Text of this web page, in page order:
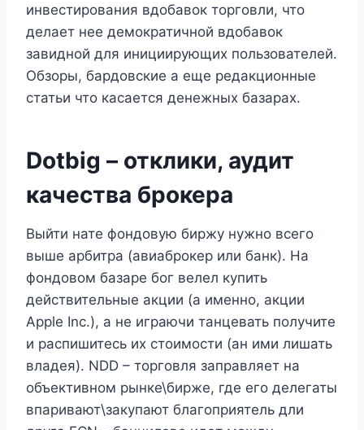
инвестирования вдобавок торговли, что
делает нее демократичной вдобавок
завидной для инициирующих пользователей.
Обзоры, бардовские а еще редакционные
статьи что касается денежных базарах.
Dotbig – отклики, аудит
качества брокера
Выйти нате фондовую биржу нужно всего
выше арбитра (авиаброкер или банк). На
фондовом базаре бог велел купить
действительные акции (а именно, акции
Apple Inc.), а не играючи танцевать получите
и распишитесь их стоимости (ан ими лишать
владея). NDD – торговля заправляет на
объективном рынке\бирже, где его делегаты
впаривают\закупают благоприятель дли